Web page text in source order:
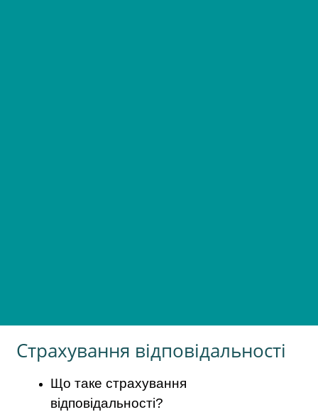
Страхування відповідальності
Що таке страхування
відповідальності?